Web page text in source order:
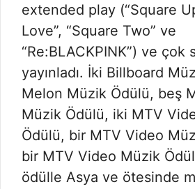
extended play (“Square
Love”, “Square Two” ve
“Re:BLACKPINK”) ve çok
yayınladı. İki Billboard
Melon Müzik Ödülü, beş
Müzik Ödülü, iki MTV
Ödülü, bir MTV Video
bir MTV Video Müzik
ödülle Asya ve ötesinde